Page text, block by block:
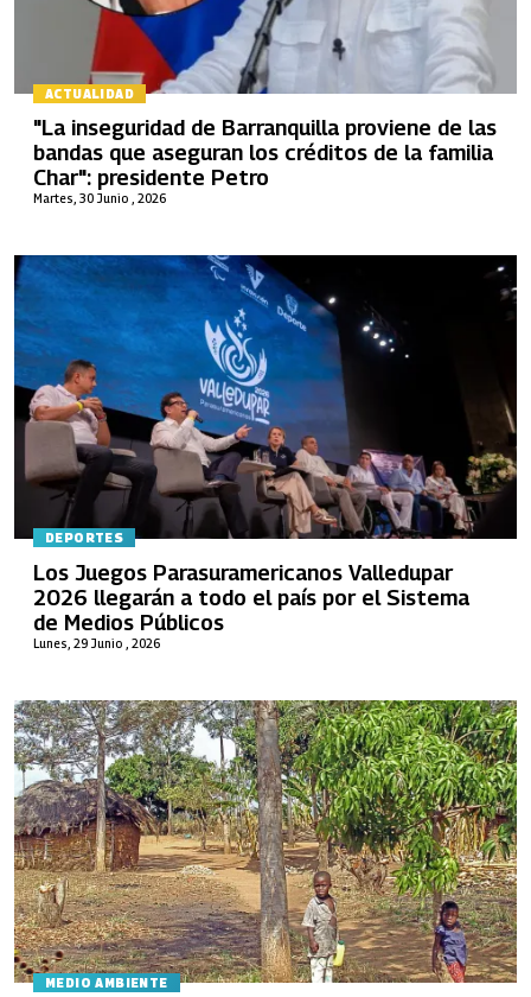
ACTUALIDAD
Martes, 30 Junio , 2026
"La inseguridad de Barranquilla proviene de las
bandas que aseguran los créditos de la familia
Char": presidente Petro
DEPORTES
Lunes, 29 Junio , 2026
Los Juegos Parasuramericanos Valledupar
2026 llegarán a todo el país por el Sistema
de Medios Públicos
MEDIO AMBIENTE